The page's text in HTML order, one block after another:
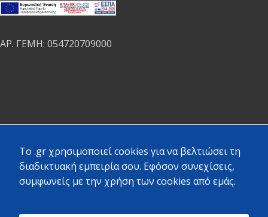
ΑΡ. ΓΕΜΗ: 054720709000
Ακολουθήστε μας:
Κριτικές Πελατών στην Google
To .gr χρησιμοποιεί cookies για να βελτιώσει τη
διαδικτυακή εμπειρία σου. Εφόσον συνεχίσεις,
συμφωνείς με την χρήση των cookies από εμάς.